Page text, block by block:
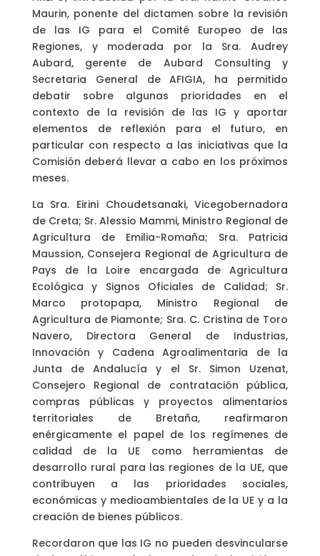
Maurin, ponente del dictamen sobre la revisión
de las IG para el Comité Europeo de las
Regiones, y moderada por la Sra. Audrey
Aubard, gerente de Aubard Consulting y
Secretaria General de AFIGIA, ha permitido
debatir sobre algunas prioridades en el
contexto de la revisión de las IG y aportar
elementos de reflexión para el futuro, en
particular con respecto a las iniciativas que la
Comisión deberá llevar a cabo en los próximos
meses.
La Sra. Eirini Choudetsanaki, Vicegobernadora
de Creta; Sr. Alessio Mammi, Ministro Regional de
Agricultura de Emilia-Romaña; Sra. Patricia
Maussion, Consejera Regional de Agricultura de
Pays de la Loire encargada de Agricultura
Ecológica y Signos Oficiales de Calidad; Sr.
Marco protopapa, Ministro Regional de
Agricultura de Piamonte; Sra. C. Cristina de Toro
Navero, Directora General de Industrias,
Innovación y Cadena Agroalimentaria de la
Junta de Andalucía y el Sr. Simon Uzenat,
Consejero Regional de contratación pública,
compras públicas y proyectos alimentarios
territoriales de Bretaña, reafirmaron
enérgicamente el papel de los regímenes de
calidad de la UE como herramientas de
desarrollo rural para las regiones de la UE, que
contribuyen a las prioridades sociales,
económicas y medioambientales de la UE y a la
creación de bienes públicos.
Recordaron que las IG no pueden desvincularse